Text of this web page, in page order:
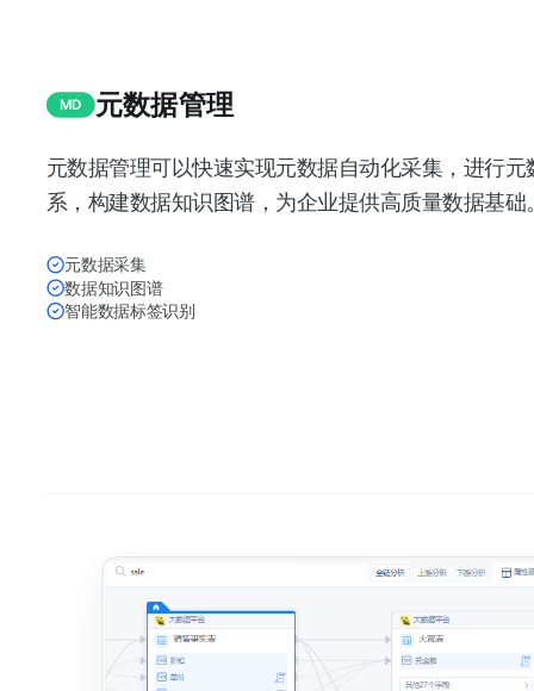
MD 元数据管理
元数据管理可以快速实现元数据自动化采集，进行
系，构建数据知识图谱，为企业提供高质量数据基础
元数据采集
数据知识图谱
智能数据标签识别